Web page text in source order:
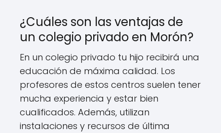
¿Cuáles son las ventajas de
un colegio privado en Morón?
En un colegio privado tu hijo recibirá una
educación de máxima calidad. Los
profesores de estos centros suelen tener
mucha experiencia y estar bien
cualificados. Además, utilizan
instalaciones y recursos de última